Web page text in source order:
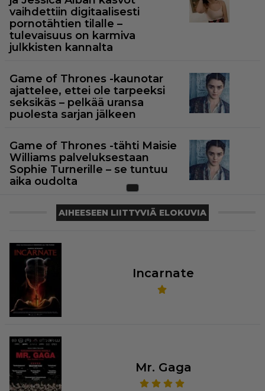
vaihdettiin digitaalisesti
pornotähtien tilalle –
tulevaisuus on karmiva
julkkisten kannalta
Game of Thrones -kaunotar
ajattelee, ettei ole tarpeeksi
seksikäs – pelkää uransa
puolesta sarjan jälkeen
Game of Thrones -tähti Maisie
Williams palveluksestaan
Sophie Turnerille – se tuntuu
aika oudolta
AIHEESEEN LIITTYVIÄ ELOKUVIA
Incarnate
Mr. Gaga